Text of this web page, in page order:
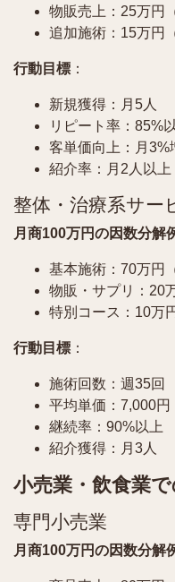
物販売上：25万円
追加施術：15万円
行動目標 ：
新規獲得：月5人
リピート率：85%
客単価向上：月3%
紹介率：月2人以上
整体・治療系サー
月商100万円の因数分解
基本施術：70万円
物販・サプリ：20
特別コース：10万
行動目標 ：
施術回数：週35回
平均単価：7,000円
継続率：90%以上
紹介獲得：月3人
小売業・飲食業で
専門小売業
月商100万円の因数分解